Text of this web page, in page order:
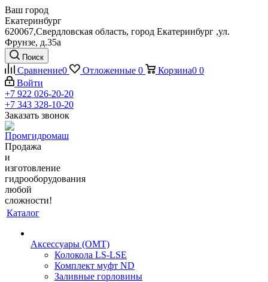
Ваш город
Екатеринбург
620067,Свердловская область, город Екатеринбург ,ул.
Фрунзе, д.35а
Поиск
Сравнение0 Отложенные 0 Корзина0 0
Войти
+7 922 026-20-20
+7 343 328-10-20
Заказать звонок
Продажа
и
изготовление
гидрооборудования
любой
сложности!
Каталог
Аксессуары (OMT)
Колокола LS-LSE
Комплект муфт ND
Заливные горловины